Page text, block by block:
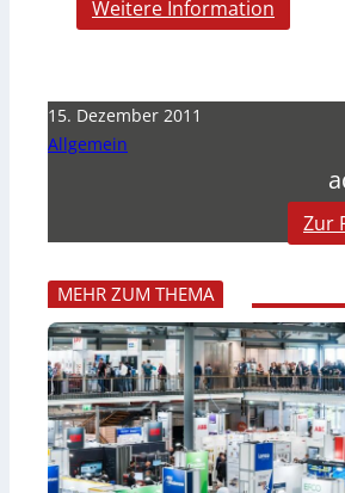
Weitere Information
15. Dezember 2011
Allgemein
Zur
MEHR ZUM THEMA